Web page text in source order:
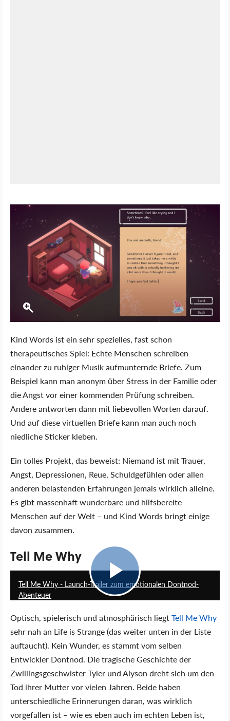
Kind Words ist ein sehr spezielles, fast schon
therapeutisches Spiel: Echte Menschen schreiben
einander zu ruhiger Musik aufmunternde Briefe. Zum
Beispiel kann man anonym über Stress in der Familie oder
die Angst vor einer kommenden Prüfung schreiben.
Andere antworten dann mit liebevollen Worten darauf.
Und auf diese virtuellen Briefe kann man auch noch
niedliche Sticker kleben.
Ein tolles Projekt, das beweist: Niemand ist mit Trauer,
Angst, Depressionen, Reue, Schuldgefühlen oder allen
anderen belastenden Erfahrungen jemals wirklich alleine.
Es gibt massenhaft wunderbare und hilfsbereite
Menschen auf der Welt – und Kind Words bringt einige
davon zusammen.
Tell Me Why
Tell Me Why - Launch-Trailer zum emotionalen Dontnod-
Abenteuer
Optisch, spielerisch und atmosphärisch liegtTell Me Why
sehr nah an Life is Strange (das weiter unten in der Liste
auftaucht). Kein Wunder, es stammt vom selben
Entwickler Dontnod. Die tragische Geschichte der
Zwillingsgeschwister Tyler und Alyson dreht sich um den
Tod ihrer Mutter vor vielen Jahren. Beide haben
unterschiedliche Erinnerungen daran, was wirklich
vorgefallen ist – wie es eben auch im echten Leben ist,